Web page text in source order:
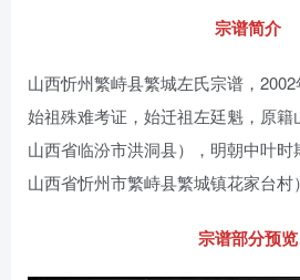
宗谱简介
山西忻州繁峙县繁城左氏宗谱，2002
始祖殊难考证，始迁祖左廷魁，原
山西省临汾市洪洞县），明朝中叶
山西省忻州市繁峙县繁城镇花家台村
宗谱部分预览